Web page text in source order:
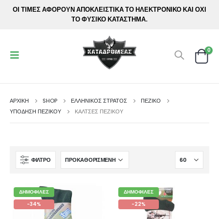
ΟΙ ΤΙΜΕΣ ΑΦΟΡΟΥΝ ΑΠΟΚΛΕΙΣΤΙΚΑ ΤΟ ΗΛΕΚΤΡΟΝΙΚΟ ΚΑΙ ΟΧΙ
ΤΟ ΦΥΣΙΚΟ ΚΑΤΑΣΤΗΜΑ.
0
ΑΡΧΙΚΉ SHOP ΕΛΛΗΝΙΚΟΣ ΣΤΡΑΤΟΣ
ΠΕΖΙΚΟ
ΥΠΌΔΗΣΗ ΠΕΖΙΚΟΎ
ΚΆΛΤΣΕΣ ΠΕΖΙΚΟΎ
ΦΊΛΤΡΟ
ΔΗΜΟΦΙΛΈΣ
-34%
ΔΗΜΟΦΙΛΈΣ
-22%